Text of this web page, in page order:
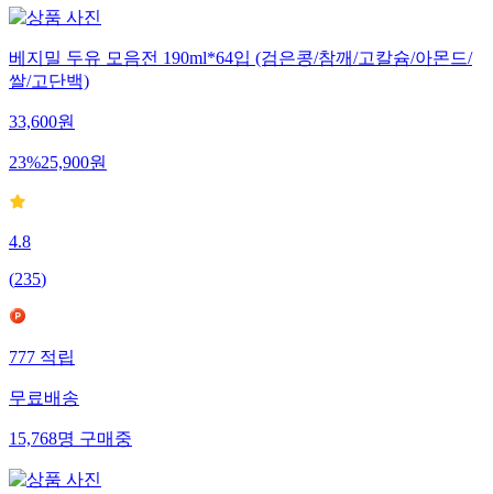
베지밀 두유 모음전 190ml*64입 (검은콩/참깨/고칼슘/아몬드/
쌀/고단백)
33,600원
23%25,900원
4.8
(235)
777적립
무료배송
15,768명구매중